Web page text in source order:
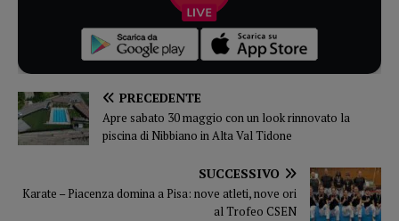
PRECEDENTE
Apre sabato 30 maggio con un look rinnovato la
piscina di Nibbiano in Alta Val Tidone
SUCCESSIVO
Karate – Piacenza domina a Pisa: nove atleti, nove ori
al Trofeo CSEN